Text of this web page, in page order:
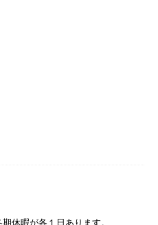
休暇が各１日あります。